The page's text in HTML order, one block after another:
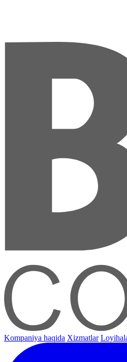
Kompaniya haqida Xizmatlar